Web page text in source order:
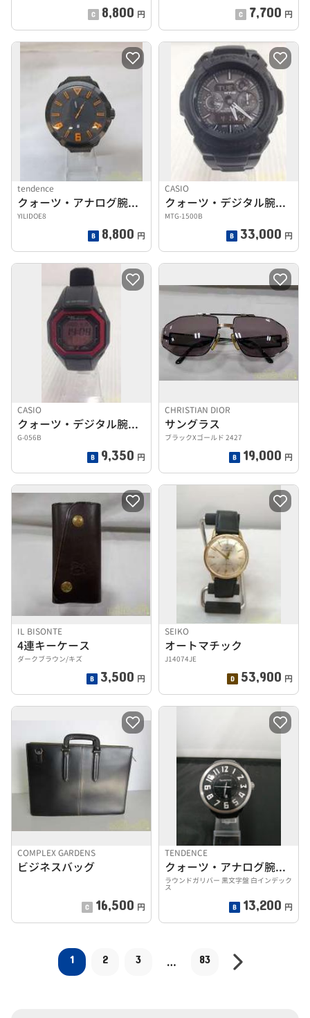
8,800 円 7,700 円
tendence
クォーツ・アナログ腕時計
YILIDOE8
8,800 円
CASIO
クォーツ・デジタル腕時計
MTG-1500B
33,000 円
CASIO
クォーツ・デジタル腕時計
G-056B
9,350 円
CHRISTIAN DIOR
サングラス
ブラックXゴールド 2427
19,000 円
IL BISONTE
4連キーケース
ダークブラウン/キズ
3,500 円
SEIKO
オートマチック
J14074JE
53,900 円
COMPLEX GARDENS
ビジネスバッグ
16,500 円
TENDENCE
クォーツ・アナログ腕時計
ラウンドガリバー 黒文字盤 白インデック
ス
13,200 円
1 2 3 … 83